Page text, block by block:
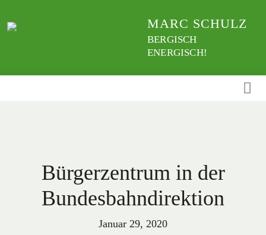
zum
MARC SCHULZ
BERGISCH
ENERGISCH!
Bürgerzentrum in der
Bundesbahndirektion
Januar 29, 2020